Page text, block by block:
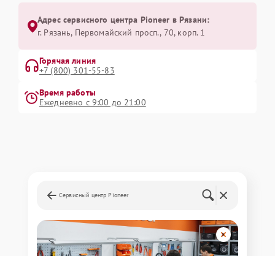
Адрес сервисного центра Pioneer в Рязани:
г. Рязань, Первомайский просп., 70, корп. 1
Горячая линия
+7 (800) 301-55-83
Время работы
Ежедневно с 9:00 до 21:00
Сервисный центр Pioneer